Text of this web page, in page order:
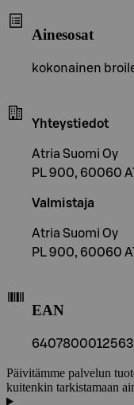
Ainesosat
kokonainen
Yhteystiedot
Atria Suomi Oy
PL 900, 60060
Valmistaja
Atria Suomi Oy
PL 900, 60060
EAN
6407800012563
Päivitämme palvelun
kuitenkin tarkistamaan